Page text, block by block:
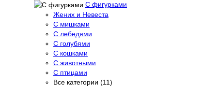
С фигурками
Жених и Невеста
С мишками
С лебедями
С голубями
С кошками
С животными
С птицами
Все категории (11)